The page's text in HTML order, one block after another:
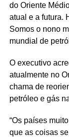
do Oriente
atual e a futura.
Somos o nono
mundial de
O executivo
atualmente no
chama de
petróleo e gás
“Os países
que as coisas